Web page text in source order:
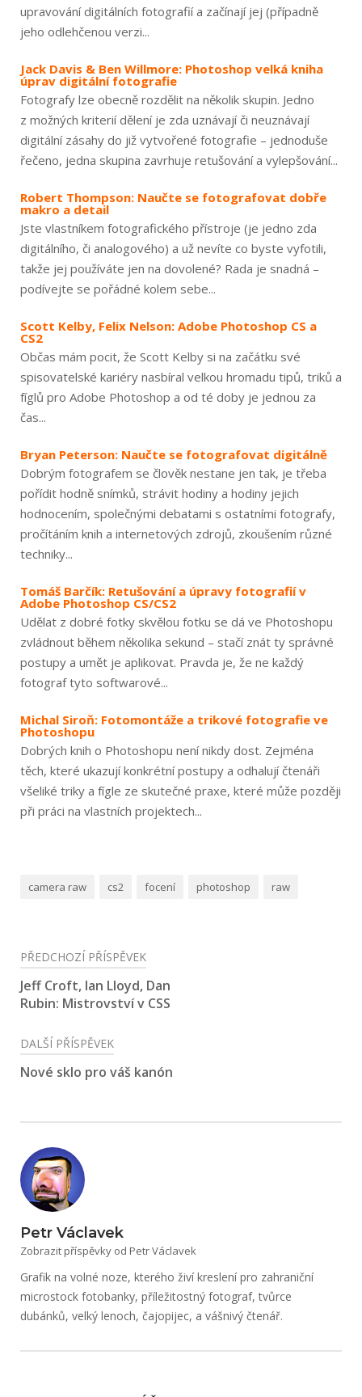
upravování digitálních fotografií a začínají jej (případně
jeho odlehčenou verzi...
Jack Davis & Ben Willmore: Photoshop velká kniha
úprav digitální fotografie
Fotografy lze obecně rozdělit na několik skupin. Jedno
z možných kriterií dělení je zda uznávají či neuznávají
digitální zásahy do již vytvořené fotografie – jednoduše
řečeno, jedna skupina zavrhuje retušování a vylepšování...
Robert Thompson: Naučte se fotografovat dobře
makro a detail
Jste vlastníkem fotografického přístroje (je jedno zda
digitálního, či analogového) a už nevíte co byste vyfotili,
takže jej používáte jen na dovolené? Rada je snadná –
podívejte se pořádné kolem sebe...
Scott Kelby, Felix Nelson: Adobe Photoshop CS a
CS2
Občas mám pocit, že Scott Kelby si na začátku své
spisovatelské kariéry nasbíral velkou hromadu tipů, triků a
fíglů pro Adobe Photoshop a od té doby je jednou za
čas...
Bryan Peterson: Naučte se fotografovat digitálně
Dobrým fotografem se člověk nestane jen tak, je třeba
pořídit hodně snímků, strávit hodiny a hodiny jejich
hodnocením, společnými debatami s ostatními fotografy,
pročítáním knih a internetových zdrojů, zkoušením různé
techniky...
Tomáš Barčík: Retušování a úpravy fotografií v
Adobe Photoshop CS/CS2
Udělat z dobré fotky skvělou fotku se dá ve Photoshopu
zvládnout během několika sekund – stačí znát ty správné
postupy a umět je aplikovat. Pravda je, že ne každý
fotograf tyto softwarové...
Michal Siroň: Fotomontáže a trikové fotografie ve
Photoshopu
Dobrých knih o Photoshopu není nikdy dost. Zejména
těch, které ukazují konkrétní postupy a odhalují čtenáři
všeliké triky a fígle ze skutečné praxe, které může později
při práci na vlastních projektech...
camera raw cs2 focení photoshop raw
Navigace
pro
příspěvek
PŘEDCHOZÍ PŘÍSPĚVEK
Jeff Croft, Ian Lloyd, Dan
Rubin: Mistrovství v CSS
DALŠÍ PŘÍSPĚVEK
Nové sklo pro váš kanón
Petr Václavek
Zobrazit příspěvky od Petr Václavek
Grafik na volné noze, kterého živí kreslení pro zahraniční
microstock fotobanky, příležitostný fotograf, tvůrce
dubánků, velký lenoch, čajopijec, a vášnivý čtenář.